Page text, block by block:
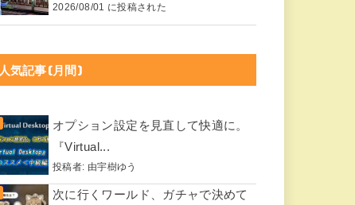
2026/08/01 に投稿された
人気記事(月間)
オプション設定を見直して快適に。
『Virtual...
投稿者: 由宇樹ゆう
次に行くワールド、ガチャで決めて